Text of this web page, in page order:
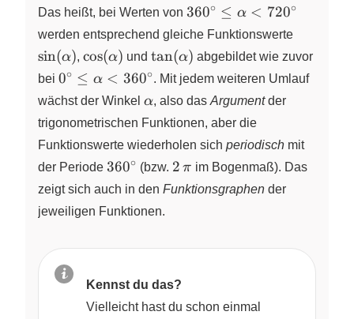
Das heißt, bei Werten von 360^\circ
\leq
\alpha <
720^\circ
360∘ ≤ α < 720∘
werden entsprechend gleiche Funktionswerte
sin(α),\cos(\alpha)
cos(α) und\tan(\alpha)
tan(α) abgebildet wie zuvor
bei 0^\circ
\leq
360^\circ
0∘ ≤ α < 360∘. Mit jedem weiteren Umlauf
wächst der Winkel \alpha
α, also dasArgumentder
trigonometrischen Funktionen, aber die
Funktionswerte wiederholen sich periodisch mit
der Periode 360^\circ
360∘ (bzw. 2\,\pi
2 π im Bogenmaß). Das
zeigt sich auch in den Funktionsgraphen der
jeweiligen Funktionen.
Kennst du das?
Vielleicht hast du schon einmal